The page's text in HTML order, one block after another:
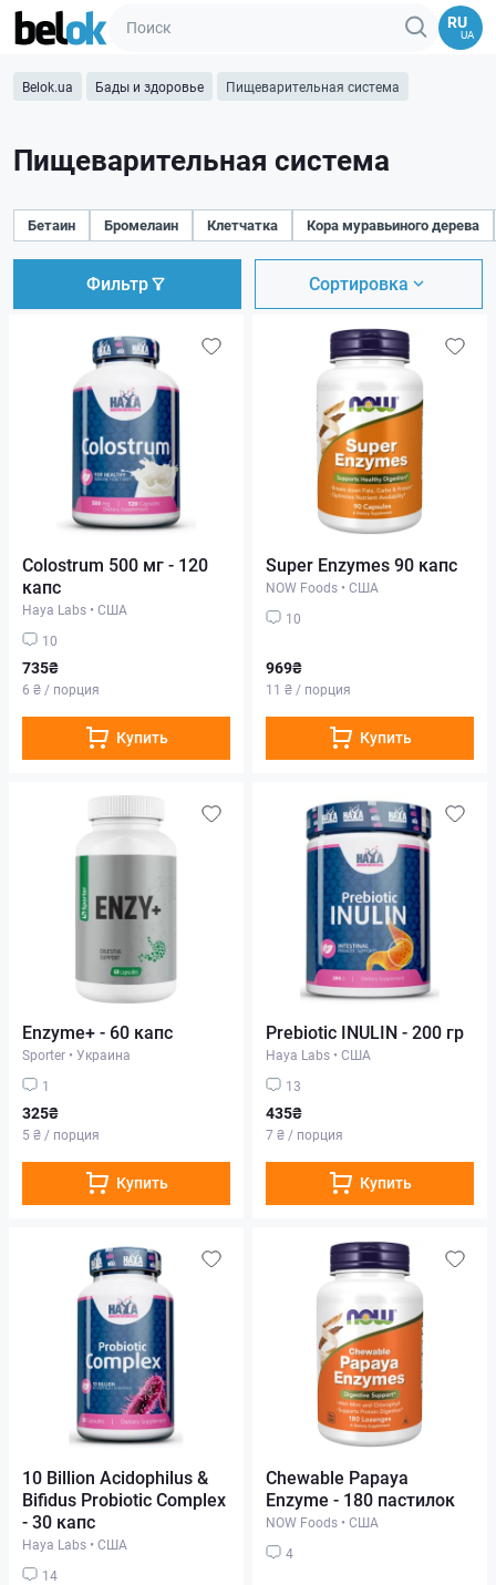
RU
UA
Belok.ua Бады и здоровье Пищеварительная система
Пищеварительная система
Бетаин Бромелаин Клетчатка Кора муравьиного дерева
Фильтр Сортировка
Colostrum 500 мг - 120
капс
Haya Labs • США
10
735₴
6 ₴ / порция
Купить
Super Enzymes 90 капс
NOW Foods • США
10
969₴
11 ₴ / порция
Купить
Enzyme+ - 60 капс
Sporter • Украина
1
325₴
5 ₴ / порция
Купить
Prebiotic INULIN - 200 гр
Haya Labs • США
13
435₴
7 ₴ / порция
Купить
10 Billion Acidophilus &
Bifidus Probiotic Complex
- 30 капс
Haya Labs • США
14
Chewable Papaya
Enzyme - 180 пастилок
NOW Foods • США
4